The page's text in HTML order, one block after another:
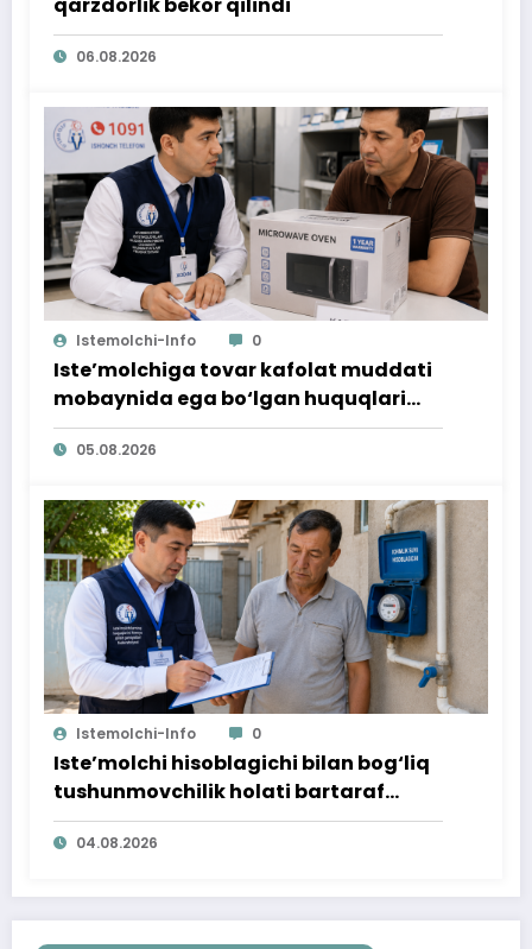
06.08.2026
Istemolchi-Info 0
Iste’molchiga tovar kafolat muddati
mobaynida ega bo‘lgan huquqlari
ta’minlab berildi
05.08.2026
Istemolchi-Info 0
Iste’molchi hisoblagichi bilan bog‘liq
tushunmovchilik holati bartaraf
qilindi
04.08.2026